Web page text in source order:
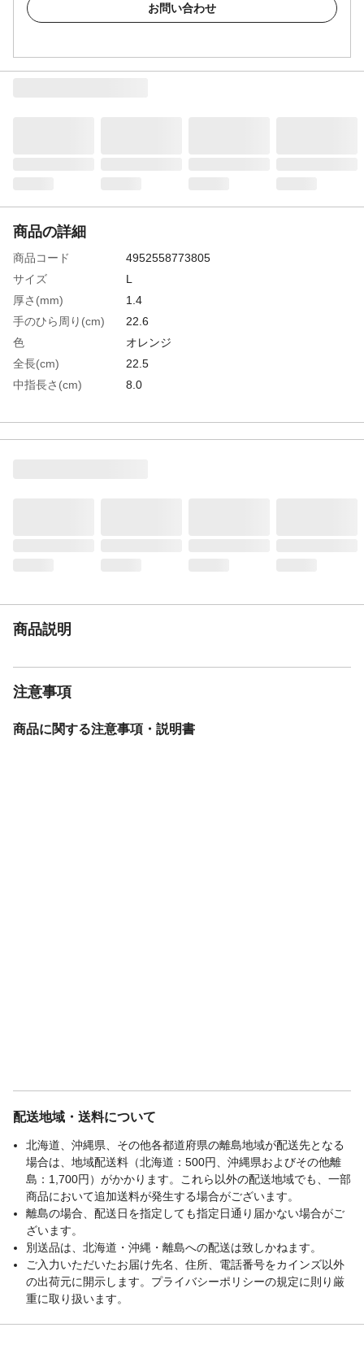
お問い合わせ
商品の詳細
商品コード
4952558773805
サイズ
L
厚さ(mm)
1.4
手のひら周り(cm)
22.6
色
オレンジ
全長(cm)
22.5
中指長さ(cm)
8.0
生産国
中国
商品説明
注意事項
商品に関する注意事項・説明書
配送地域・送料について
北海道、沖縄県、その他各都道府県の離島地域が配送先となる
場合は、地域配送料（北海道：500円、沖縄県およびその他離
島：1,700円）がかかります。これら以外の配送地域でも、一部
商品において追加送料が発生する場合がございます。
離島の場合、配送日を指定しても指定日通り届かない場合がご
ざいます。
別送品は、北海道・沖縄・離島への配送は致しかねます。
ご入力いただいたお届け先名、住所、電話番号をカインズ以外
の出荷元に開示します。プライバシーポリシーの規定に則り厳
重に取り扱います。